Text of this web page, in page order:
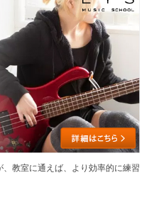
教室に通えば、より効率的に練習